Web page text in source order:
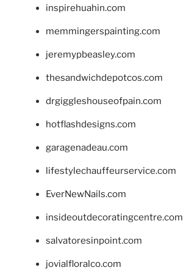
inspirehuahin.com
memmingerspainting.com
jeremypbeasley.com
thesandwichdepotcos.com
drgiggleshouseofpain.com
hotflashdesigns.com
garagenadeau.com
lifestylechauffeurservice.com
EverNewNails.com
insideoutdecoratingcentre.com
salvatoresinpoint.com
jovialfloralco.com